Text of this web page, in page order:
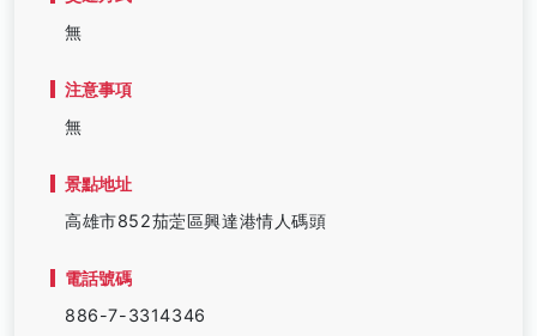
無
注意事項
無
景點地址
高雄市852茄萣區興達港情人碼頭
電話號碼
886-7-3314346